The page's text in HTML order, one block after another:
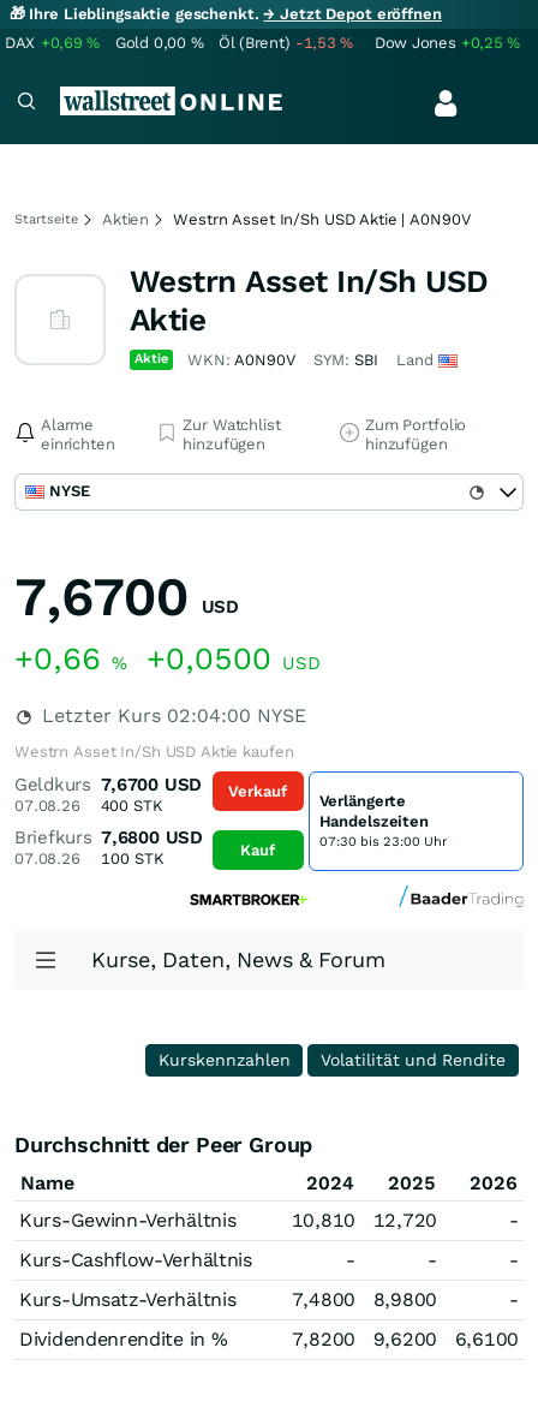
🎁 Ihre Lieblingsaktie geschenkt.→ Jetzt Depot eröffnen
DAX +0,69% Gold 0,00 % Öl (Brent) -1,53% Dow Jones +0,25%
Startseite Aktien Westrn Asset In/Sh USD Aktie | A0N90V
Westrn Asset In/Sh USD
Aktie
Aktie WKN:A0N90V SYM: SBI Land
Alarme
einrichten
Zur Watchlist
hinzufügen
Zum Portfolio
hinzufügen
NYSE
7,6700 USD
+0,66 % +0,0500 USD
Letzter Kurs 02:04:00 NYSE
Westrn Asset In/Sh USD Aktie kaufen
Geldkurs
07.08.26
7,6700 USD
400 STK
Briefkurs
07.08.26
7,6800 USD
100STK
Verkauf
Kauf
Verlängerte
Handelszeiten
07:30 bis 23:00 Uhr
Kurse, Daten, News & Forum
Kurskennzahlen Volatilität und Rendite
Durchschnitt der Peer Group
Name 2024 2025
2026
Kurs-Gewinn-Verhältnis
10,810 12,720
-
Kurs-Cashflow-Verhältnis
- -
-
Kurs-Umsatz-Verhältnis
7,4800 8,9800
-
Dividendenrendite in %
7,8200 9,6200 6,6100